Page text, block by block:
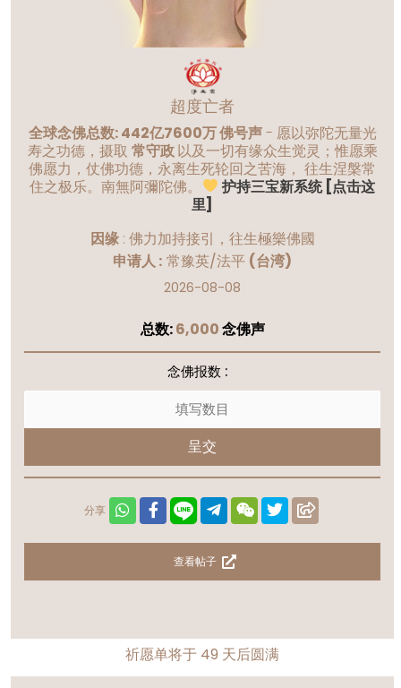
超度亡者
全球念佛总数: 442亿7600万 佛号声- 愿以弥陀无量光
寿之功德，摄取 常守政以及一切有缘众生觉灵；惟愿乘
佛愿力，仗佛功德，永离生死轮回之苦海， 往生涅槃常
住之极乐。南無阿彌陀佛。
护持三宝新系统 [点击这
里]
因缘: 佛力加持接引，往生極樂佛國
申请人 : 常豫英/法平 (台湾)
2026-08-08
总数:6,000念佛声
分享
查看帖子
念佛报数 :
呈交
祈愿单将于 49 天后圆满